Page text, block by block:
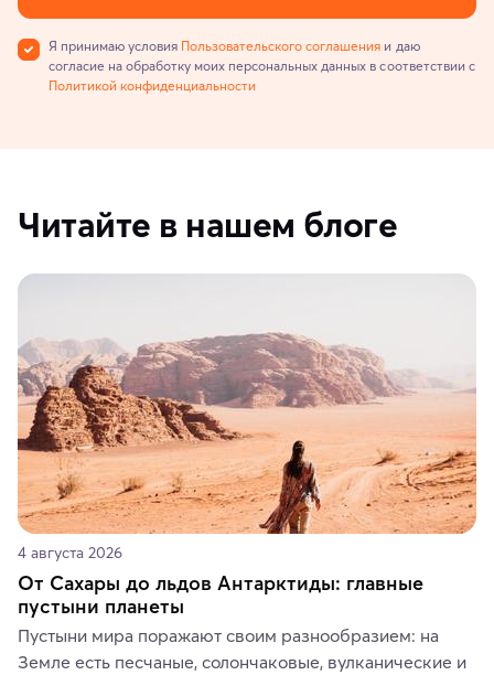
Я принимаю условия Пользовательского соглашения и даю
согласие на обработку моих персональных данных в соответствии с
Политикой конфиденциальности
Читайте в нашем блоге
4 августа 2026
От Сахары до льдов Антарктиды: главные
пустыни планеты
Пустыни мира поражают своим разнообразием: на
Земле есть песчаные, солончаковые, вулканические и